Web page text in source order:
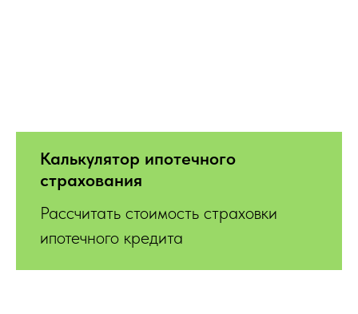
Калькулятор ипотечного
страхования
Рассчитать стоимость страховки
ипотечного кредита